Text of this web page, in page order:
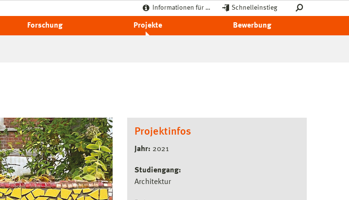
Informationen für … Schnelleinstieg
Forschung Projekte Bewerbung
Projektinfos
Jahr: 2021
Studiengang:
Architektur